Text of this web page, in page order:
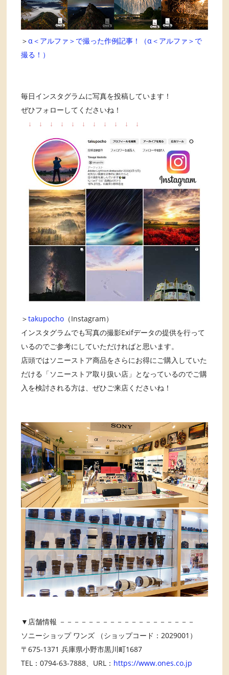
＞α＜アルファ＞で撮った作例記事！（α＜アルファ＞で
撮る！）
毎日インスタグラムに写真を投稿しています！
ぜひフォローしてくださいね！
↓
↓ ↓ ↓ ↓ ↓ ↓ ↓ ↓ ↓ ↓
＞takupocho （Instagram）
インスタグラムでも写真の撮影Exifデータの提供を行って
いるのでご参考にしていただければと思います。
店頭ではソニーストア商品をさらにお得にご購入していた
だける「ソニーストア取り扱い店」となっているのでご購
入を検討される方は、ぜひご来店くださいね！
▼店舗情報 －－－－－－－－－－－－－－－－－－－
ソニーショップ ワンズ （ショップコード：2029001）
〒675-1371 兵庫県小野市黒川町1687
TEL：0794-63-7888、URL： https://www.ones.co.jp